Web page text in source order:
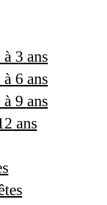
3 ans
6 ans
9 ans
ans